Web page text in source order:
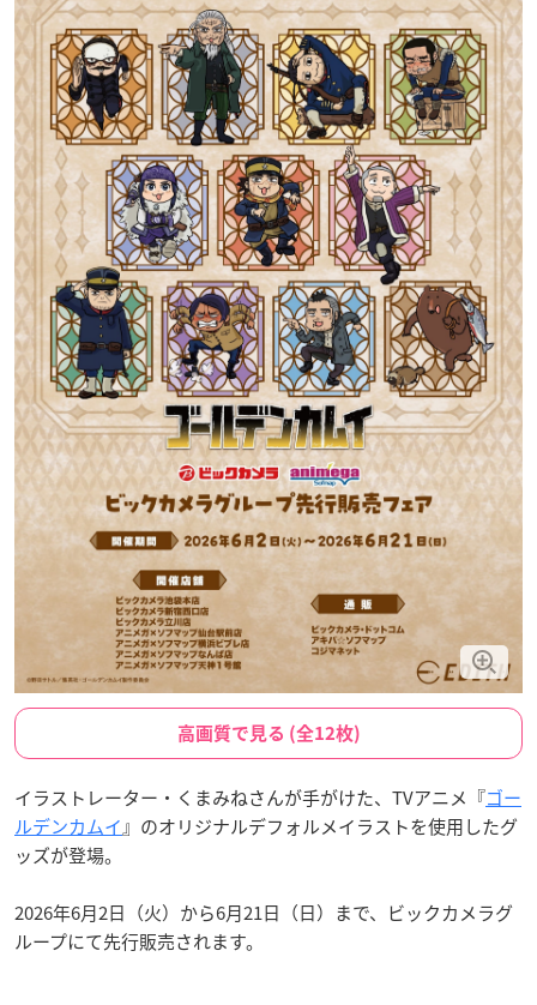
高画質で見る (全12枚)
イラストレーター・くまみねさんが手がけた、TVアニメ『ゴー
ルデンカムイ』のオリジナルデフォルメイラストを使用したグ
ッズが登場。
2026年6月2日（火）から6月21日（日）まで、ビックカメラグ
ループにて先行販売されます。